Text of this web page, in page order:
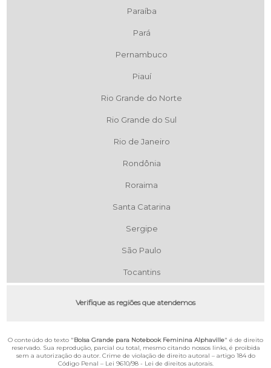
Paraíba
Pará
Pernambuco
Piauí
Rio Grande do Norte
Rio Grande do Sul
Rio de Janeiro
Rondônia
Roraima
Santa Catarina
Sergipe
São Paulo
Tocantins
Verifique as regiões que atendemos
O conteúdo do texto "Bolsa Grande para Notebook Feminina Alphaville" é de direito
reservado. Sua reprodução, parcial ou total, mesmo citando nossos links, é proibida
sem a autorização do autor. Crime de violação de direito autoral – artigo 184 do
Código Penal – Lei 9610/98 - Lei de direitos autorais.